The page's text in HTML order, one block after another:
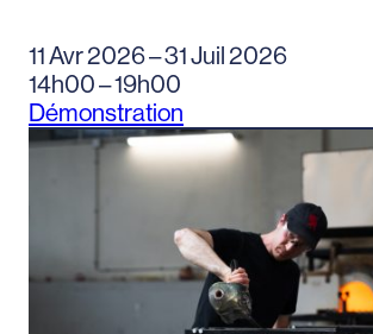
11 Avr 2026 – 31 Juil 2026
14h00 – 19h00
Démonstration